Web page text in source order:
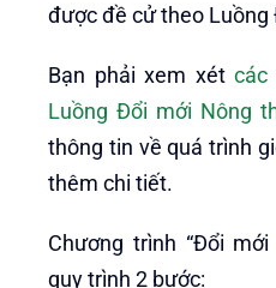
được đề cử theo
Bạn phải xem xétcác
Luồng Đổi mới Nông
thông tin về quá trình
thêm chi tiết.
Chương trình “Đổi
quy trình 2 bước: